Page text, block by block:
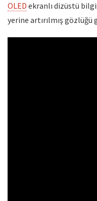
OLED ekranlı dizüstü
yerine artırılmış